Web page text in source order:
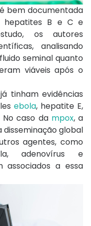
bem documentada
hepatites B e C e
os autores
analisando
seminal quanto
viáveis após o
tinham evidências
ebola, hepatite E,
caso da mpox, a
global
agentes, como
adenovírus e
associados a essa